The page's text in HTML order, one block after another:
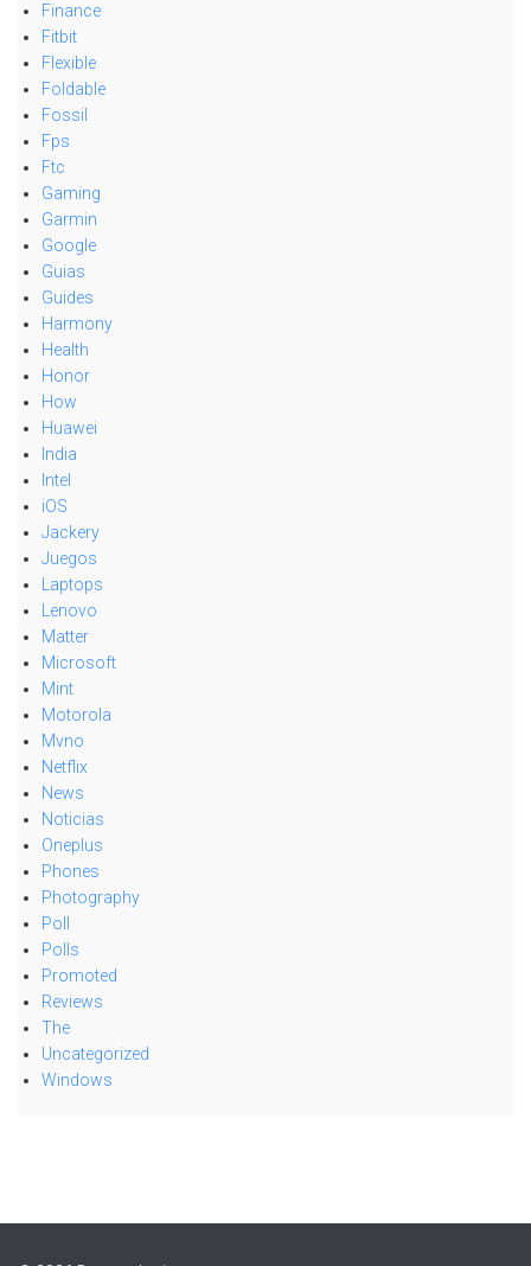
Finance
Fitbit
Flexible
Foldable
Fossil
Fps
Ftc
Gaming
Garmin
Google
Guias
Guides
Harmony
Health
Honor
How
Huawei
India
Intel
iOS
Jackery
Juegos
Laptops
Lenovo
Matter
Microsoft
Mint
Motorola
Mvno
Netflix
News
Noticias
Oneplus
Phones
Photography
Poll
Polls
Promoted
Reviews
The
Uncategorized
Windows